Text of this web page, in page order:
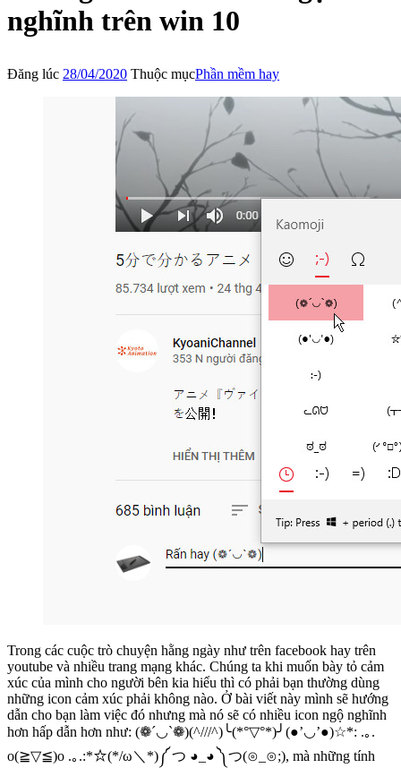
nghĩnh trên win 10
Đăng lúc 28/04/2020 Thuộc mụcPhần mềm hay
Trong các cuộc trò chuyện hằng ngày như trên facebook hay trên
youtube và nhiều trang mạng khác. Chúng ta khi muốn bày tỏ cảm
xúc của mình cho người bên kia hiểu thì có phải bạn thường dùng
những icon cảm xúc phải không nào. Ở bài viết này mình sẽ hướng
dẫn cho bạn làm việc đó nhưng mà nó sẽ có nhiều icon ngộ nghĩnh
hơn hấp dẫn hơn như: (❁´◡`❁)(^///^)╰(*°▽°*)╯(●’◡’●)☆*: .｡.
o(≧▽≦)o .｡.:*☆(*/ω＼*)༼ つ ◕_◕ ༽つ(⊙_⊙;), mà những tính